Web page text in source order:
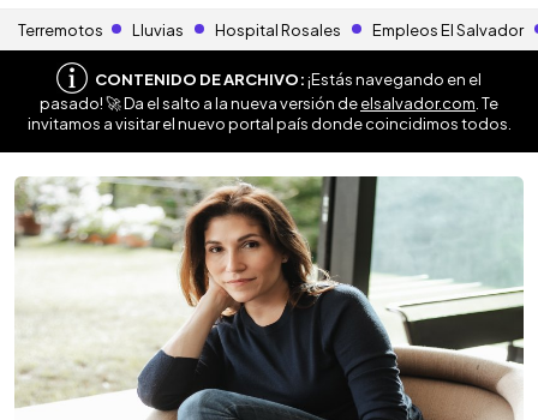
Terremotos Lluvias Hospital Rosales Empleos El Salvador
CONTENIDO DE ARCHIVO:¡Estás navegando en el
pasado! 🚀 Da el salto a la nueva versión deelsalvador.com . Te
invitamos a visitar el nuevo portal país donde coincidimos todos.